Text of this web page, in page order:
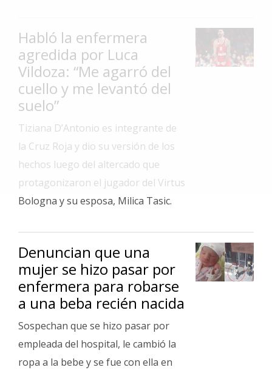
Arte
y
Espectáculos
Policiales
Cartelera
Fotos
de
Familia
Clasificados
Fúnebres
Habló la enfermera
agredida por Luca
Vildoza: “Me agarró del
cuello y me levantó del
suelo”
Tiziana D’Antonio es integrante de
la Cruz Roja y dio su versión de los
hechos luego del altercado que
protagonizaron el jugador del Virtus
Bologna y su esposa, Milica Tasic.
Denuncian que una
mujer se hizo pasar por
enfermera para robarse
a una beba recién nacida
Sospechan que se hizo pasar por
empleada del hospital, le cambió la
ropa a la bebe y se fue con ella en